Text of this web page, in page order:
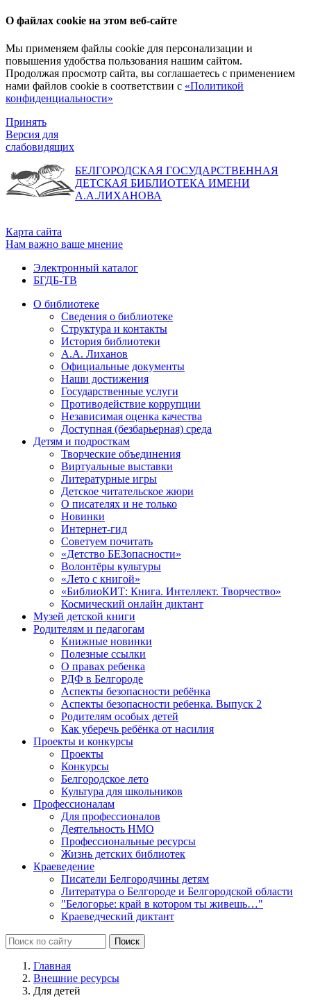
О файлах cookie на этом веб-сайте
Мы применяем файлы cookie для персонализации и
повышения удобства пользования нашим сайтом.
Продолжая просмотр сайта, вы соглашаетесь с применением
нами файлов cookie в соответствии с «Политикой
конфиденциальности»
Принять
Версия для
слабовидящих
БЕЛГОРОДСКАЯ ГОСУДАРСТВЕННАЯ
ДЕТСКАЯ БИБЛИОТЕКА ИМЕНИ
А.А.ЛИХАНОВА
Карта сайта
Нам важно ваше мнение
Электронный каталог
БГДБ-ТВ
О библиотеке
Сведения о библиотеке
Структура и контакты
История библиотеки
А.А. Лиханов
Официальные документы
Наши достижения
Государственные услуги
Противодействие коррупции
Независимая оценка качества
Доступная (безбарьерная) среда
Детям и подросткам
Творческие объединения
Виртуальные выставки
Литературные игры
Детское читательское жюри
О писателях и не только
Новинки
Интернет-гид
Советуем почитать
«Детство БЕЗопасности»
Волонтёры культуры
«Лето с книгой»
«БиблиоКИТ: Книга. Интеллект. Творчество»
Космический онлайн диктант
Музей детской книги
Родителям и педагогам
Книжные новинки
Полезные ссылки
О правах ребенка
РДФ в Белгороде
Аспекты безопасности ребёнка
Аспекты безопасности ребенка. Выпуск 2
Родителям особых детей
Как уберечь ребёнка от насилия
Проекты и конкурсы
Проекты
Конкурсы
Белгородское лето
Культура для школьников
Профессионалам
Для профессионалов
Деятельность НМО
Профессиональные ресурсы
Жизнь детских библиотек
Краеведение
Писатели Белгородчины детям
Литература о Белгороде и Белгородской области
"Белогорье: край в котором ты живешь…"
Краеведческий диктант
Главная
Внешние ресурсы
Для детей